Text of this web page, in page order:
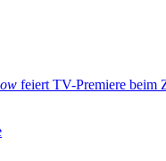
feiert TV-Premiere beim